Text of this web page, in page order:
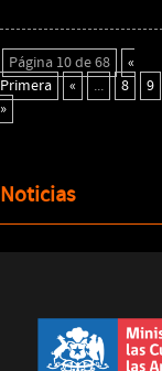
Página 10 de 68
«
Primera
« ... 8 9
»
Noticias